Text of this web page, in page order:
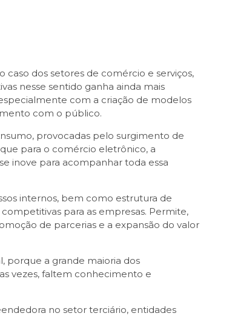
dos setores de comércio e serviços,
nesse sentido ganha ainda mais
com a criação de modelos
com o público.
provocadas pelo surgimento de
para o comércio eletrônico, a
inove para acompanhar toda essa
internos, bem como estrutura de
para as empresas. Permite,
de parcerias e a expansão do valor
porque a grande maioria dos
vezes, faltem conhecimento e
no setor terciário, entidades